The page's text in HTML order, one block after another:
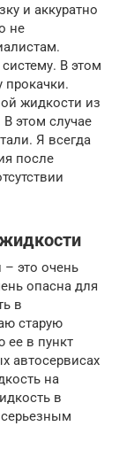
и аккуратно
не
В этом
прокачки.
жидкости из
этом случае
Я всегда
после
это очень
опасна для
в
старую
ее в пункт
автосервисах
на
в